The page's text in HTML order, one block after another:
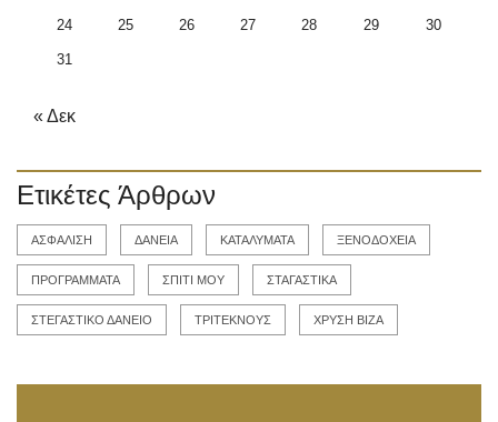
24 25 26 27 28 29 30
31
« Δεκ
Ετικέτες Άρθρων
ΑΣΦΑΛΙΣΗ ΔΑΝΕΙΑ ΚΑΤΑΛΥΜΑΤΑ ΞΕΝΟΔΟΧΕΙΑ
ΠΡΟΓΡΑΜΜΑΤΑ ΣΠΙΤΙ ΜΟΥ ΣΤΑΓΑΣΤΙΚΑ
ΣΤΕΓΑΣΤΙΚΟ ΔΑΝΕΙΟ ΤΡΙΤΕΚΝΟΥΣ ΧΡΥΣΗ ΒΙΖΑ